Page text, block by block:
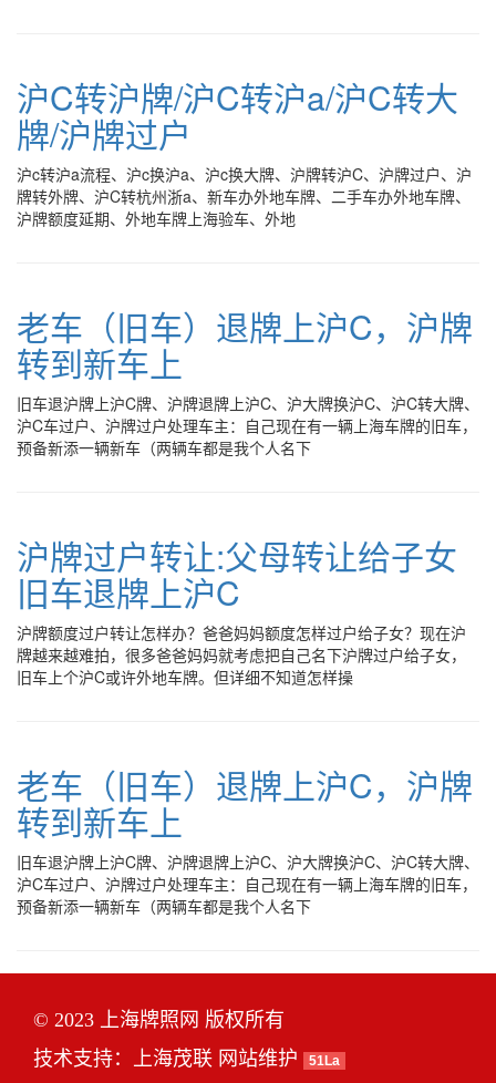
沪C转沪牌/沪C转沪a/沪C转大
牌/沪牌过户
沪c转沪a流程、沪c换沪a、沪c换大牌、沪牌转沪C、沪牌过户、沪
牌转外牌、沪C转杭州浙a、新车办外地车牌、二手车办外地车牌、
沪牌额度延期、外地车牌上海验车、外地
老车（旧车）退牌上沪C，沪牌
转到新车上
旧车退沪牌上沪C牌、沪牌退牌上沪C、沪大牌换沪C、沪C转大牌、
沪C车过户、沪牌过户处理车主：自己现在有一辆上海车牌的旧车，
预备新添一辆新车（两辆车都是我个人名下
沪牌过户转让:父母转让给子女
旧车退牌上沪C
沪牌额度过户转让怎样办？爸爸妈妈额度怎样过户给子女？现在沪
牌越来越难拍，很多爸爸妈妈就考虑把自己名下沪牌过户给子女，
旧车上个沪C或许外地车牌。但详细不知道怎样操
老车（旧车）退牌上沪C，沪牌
转到新车上
旧车退沪牌上沪C牌、沪牌退牌上沪C、沪大牌换沪C、沪C转大牌、
沪C车过户、沪牌过户处理车主：自己现在有一辆上海车牌的旧车，
预备新添一辆新车（两辆车都是我个人名下
© 2023 上海牌照网 版权所有
技术支持： 上海茂联 网站维护 51La